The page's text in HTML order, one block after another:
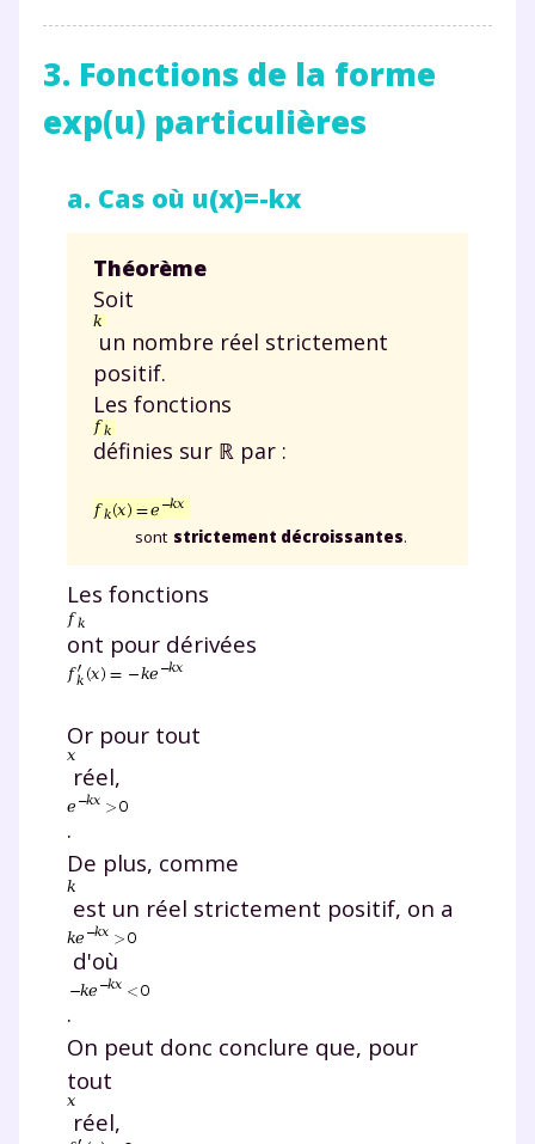
3. Fonctions de la forme
exp(u) particulières
a. Cas où u(x)=-kx
Théorème
Soit
un nombre réel strictement
positif.
Les fonctions
définies sur ℝ par :
sont strictement décroissantes.
Les fonctions
ont pour dérivées
Or pour tout
réel,
.
De plus, comme
est un réel strictement positif, on a
d'où
.
On peut donc conclure que, pour
tout
réel,
Envie de progresser
et de réussir votre
Testez gratuitement
pendant 24h notre
plateforme de soutien
scolaire !
Fiches de cours et vidéos, exercices
corrigés
suivre les progrès